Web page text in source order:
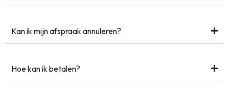
Kan ik mijn afspraak annuleren?
Hoe kan ik betalen?